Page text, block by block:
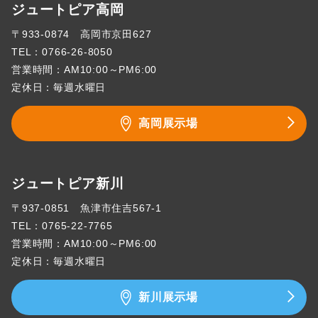
ジュートピア高岡
〒933-0874 高岡市京田627
TEL：0766-26-8050
営業時間：AM10:00～PM6:00
定休日：毎週水曜日
高岡展示場
ジュートピア新川
〒937-0851 魚津市住吉567-1
TEL：0765-22-7765
営業時間：AM10:00～PM6:00
定休日：毎週水曜日
新川展示場